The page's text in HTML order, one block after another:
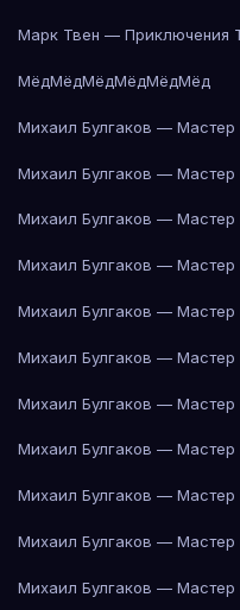
Марк Твен — Приключения
МёдМёдМёдМёдМёдМёд
Михаил Булгаков — Мастер
Михаил Булгаков — Мастер
Михаил Булгаков — Мастер
Михаил Булгаков — Мастер
Михаил Булгаков — Мастер
Михаил Булгаков — Мастер
Михаил Булгаков — Мастер
Михаил Булгаков — Мастер
Михаил Булгаков — Мастер
Михаил Булгаков — Мастер
Михаил Булгаков — Мастер